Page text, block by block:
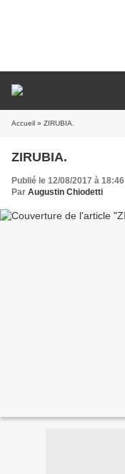
Accueil » ZIRUBIA.
ZIRUBIA.
Publié le 12/08/2017 à 18:46
Par Augustin Chiodetti